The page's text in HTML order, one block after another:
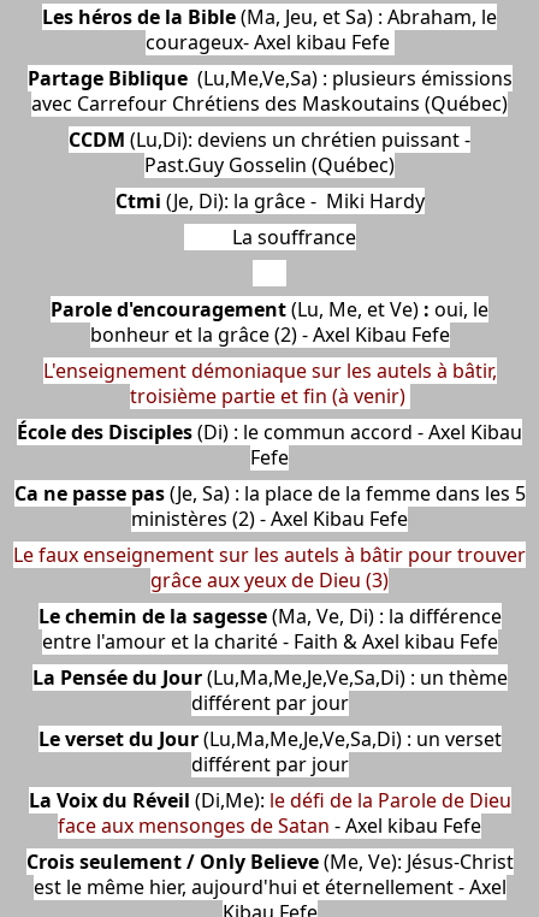
Les héros de la Bible(Ma, Jeu, et Sa) : Abraham, le
courageux- Axel kibau Fefe
Partage Biblique (Lu,Me,Ve,Sa) : plusieurs émissions
avec Carrefour Chrétiens des Maskoutains (Québec)
CCDM (Lu,Di): deviens un chrétien puissant -
Past.Guy Gosselin (Québec)
Ctmi (Je, Di): la grâce - Miki Hardy
La souffrance
Parole d'encouragement(Lu, Me, et Ve) : oui, le
bonheur et la grâce (2) - Axel Kibau Fefe
L'enseignement démoniaque sur les autels à bâtir,
troisième partie et fin (à venir)
École des Disciples(Di) : le commun accord - Axel Kibau
Fefe
Ca ne passe pas(Je, Sa) : la place de la femme dans les 5
ministères (2) - Axel Kibau Fefe
Le faux enseignement sur les autels à bâtir pour trouver
grâce aux yeux de Dieu (3)
Le chemin de la sagesse(Ma, Ve, Di) : la différence
entre l'amour et la charité - Faith & Axel kibau Fefe
La Pensée du Jour(Lu,Ma,Me,Je,Ve,Sa,Di) : un thème
différent par jour
Le verset du Jour(Lu,Ma,Me,Je,Ve,Sa,Di) : un verset
différent par jour
La Voix du Réveil (Di,Me): le défi de la Parole de Dieu
face aux mensonges de Satan - Axel kibau Fefe
Crois seulement / Only Believe(Me, Ve): Jésus-Christ
est le même hier, aujourd'hui et éternellement - Axel